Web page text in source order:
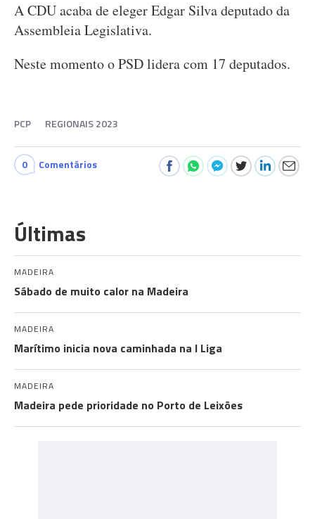
A CDU acaba de eleger Edgar Silva deputado da
Assembleia Legislativa.
Neste momento o PSD lidera com 17 deputados.
PCP REGIONAIS 2023
0 Comentários
Últimas
MADEIRA
Sábado de muito calor na Madeira
MADEIRA
Marítimo inicia nova caminhada na I Liga
MADEIRA
Madeira pede prioridade no Porto de Leixões